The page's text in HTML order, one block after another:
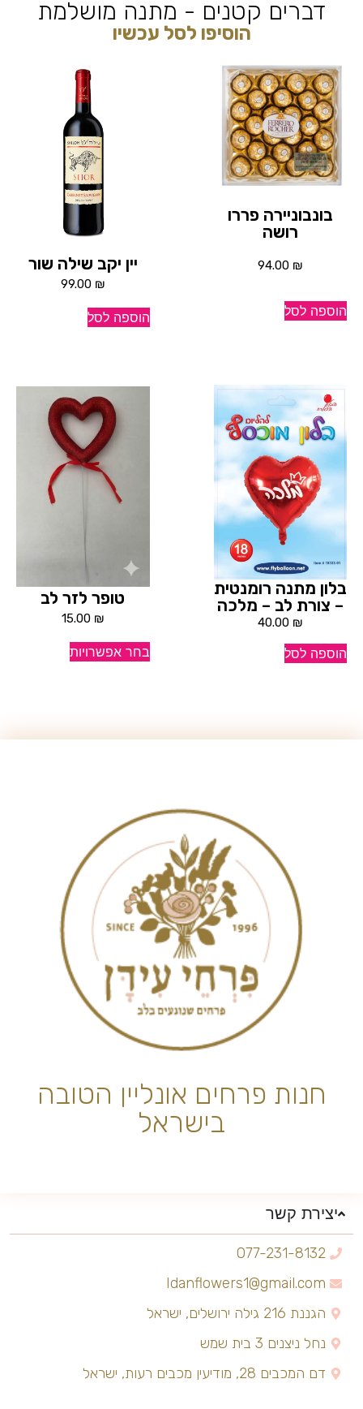
דברים קטנים - מתנה מושלמת
הוסיפו לסל עכשיו
בונבוניירה פררו
רושה
94.00 ₪
הוספה לסל
יין יקב שילה שור
99.00 ₪
הוספה לסל
בלון מתנה רומנטית
– צורת לב – מלכה
40.00 ₪
הוספה לסל
טופר לזר לב
15.00 ₪
בחר אפשרויות
חנות פרחים אונליין הטובה
בישראל
יצירת קשר
077-231-8132
Idanflowers1@gmail.com
הגננת 216 גילה ירושלים, ישראל
נחל ניצנים 3 בית שמש
דם המכבים 28, מודיעין מכבים רעות, ישראל